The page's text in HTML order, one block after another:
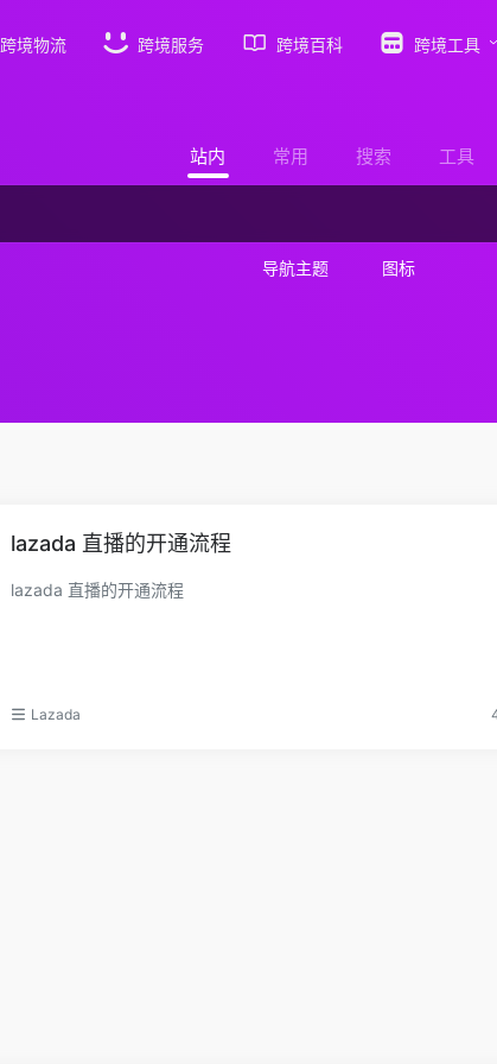
跨境物流 跨境服务 跨境百科 跨境工具
站内 常用 搜索 工具
导航主题 图标
lazada 直播的开通流程
lazada 直播的开通流程
Lazada